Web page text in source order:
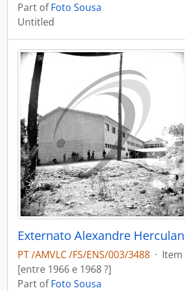
Part ofFoto Sousa
Untitled
Externato Alexandre
PT /AMVLC /FS/ENS/003/3488 · Item
[entre 1966 e 1968 ?]
Part ofFoto Sousa